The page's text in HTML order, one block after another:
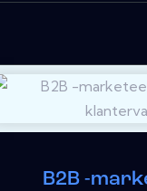
B2B -